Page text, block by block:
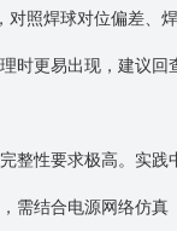
对照焊球对位偏差、
时更易出现，建议回
整性要求极高。实
需结合电源网络仿真